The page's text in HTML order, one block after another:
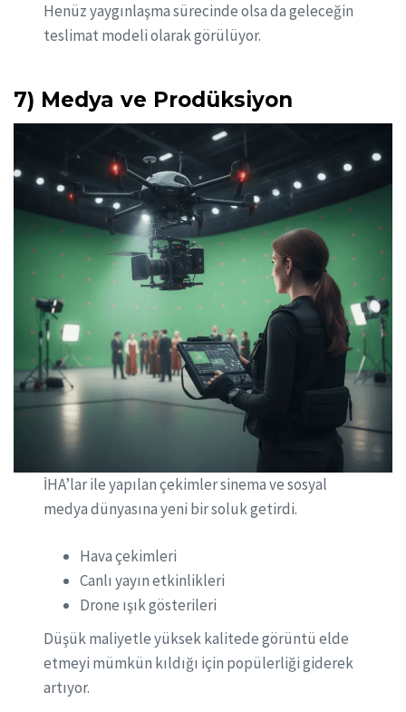
Henüz yaygınlaşma sürecinde olsa da geleceğin
teslimat modeli olarak görülüyor.
7) Medya ve Prodüksiyon
İHA’lar ile yapılan çekimler sinema ve sosyal
medya dünyasına yeni bir soluk getirdi.
Hava çekimleri
Canlı yayın etkinlikleri
Drone ışık gösterileri
Düşük maliyetle yüksek kalitede görüntü elde
etmeyi mümkün kıldığı için popülerliği giderek
artıyor.